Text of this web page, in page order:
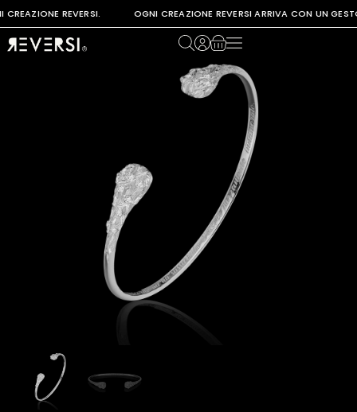
CREAZIONE REVERSI. OGNI CREAZIONE REVERSI ARRIVA CON UN